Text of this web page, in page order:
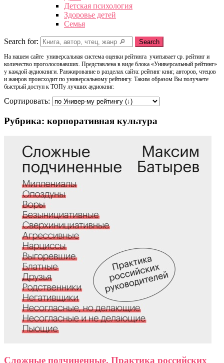
Детская психология
Здоровье детей
Семья
Search for: Search
На нашем сайте универсальная система оценки рейтинга учитывает ср. рейтинг и
количество проголосовавших. Представлена в виде блока «Универсальный рейтинг»
у каждой аудиокниги. Ранжирование в разделах сайта: рейтинг книг, авторов, чтецов
и жанров происходит по универсальному рейтингу. Таким образом Вы получаете
быстрый доступ к ТОПу лучших аудиокниг.
Сортировать:
Рубрика: корпоративная культура
Сложные подчиненные. Практика российских